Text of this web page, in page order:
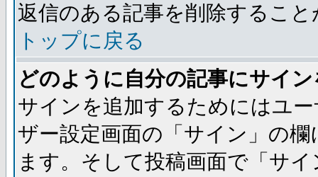
返信のある記事を削除するこ
トップに戻る
どのように自分の記事にサイ
サインを追加するためにはユ
ザー設定画面の「サイン」の
ます。そして投稿画面で「サ